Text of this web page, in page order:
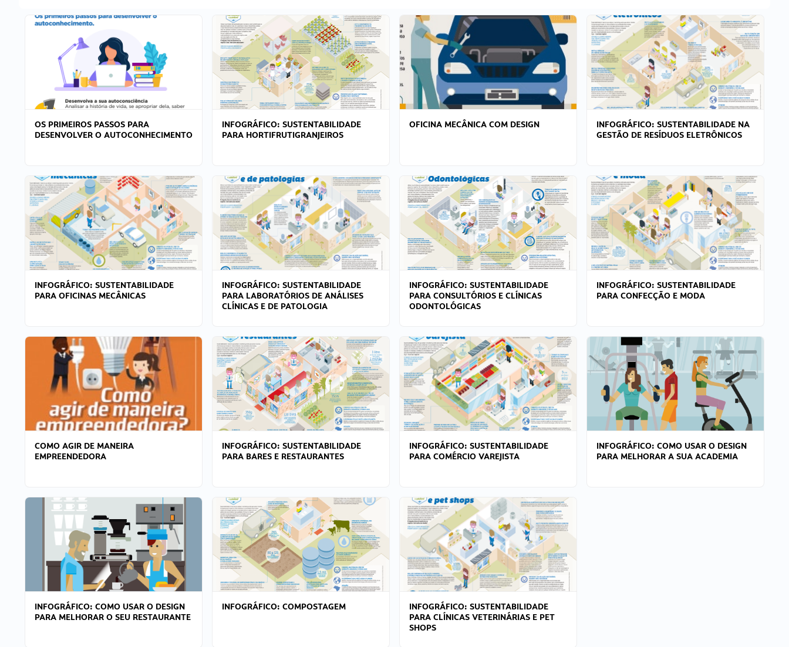
OS PRIMEIROS PASSOS PARA
DESENVOLVER O AUTOCONHECIMENTO
INFOGRÁFICO: SUSTENTABILIDADE
PARA HORTIFRUTIGRANJEIROS
OFICINA MECÂNICA COM DESIGN
INFOGRÁFICO: SUSTENTABILIDADE NA
GESTÃO DE RESÍDUOS ELETRÔNICOS
INFOGRÁFICO: SUSTENTABILIDADE
PARA OFICINAS MECÂNICAS
INFOGRÁFICO: SUSTENTABILIDADE
PARA LABORATÓRIOS DE ANÁLISES
CLÍNICAS E DE PATOLOGIA
INFOGRÁFICO: SUSTENTABILIDADE
PARA CONSULTÓRIOS E CLÍNICAS
ODONTOLÓGICAS
INFOGRÁFICO: SUSTENTABILIDADE
PARA CONFECÇÃO E MODA
COMO AGIR DE MANEIRA
EMPREENDEDORA
INFOGRÁFICO: SUSTENTABILIDADE
PARA BARES E RESTAURANTES
INFOGRÁFICO: SUSTENTABILIDADE
PARA COMÉRCIO VAREJISTA
INFOGRÁFICO: COMO USAR O DESIGN
PARA MELHORAR A SUA ACADEMIA
INFOGRÁFICO: COMO USAR O DESIGN
PARA MELHORAR O SEU RESTAURANTE
INFOGRÁFICO: COMPOSTAGEM
INFOGRÁFICO: SUSTENTABILIDADE
PARA CLÍNICAS VETERINÁRIAS E PET
SHOPS